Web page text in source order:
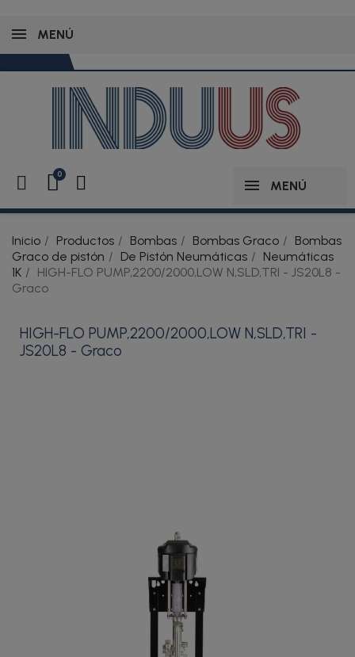
MENÚ
MENÚ
Inicio Productos Bombas Bombas Graco
Bombas
Graco de pistón
De Pistón Neumáticas
Neumáticas
1K
HIGH-FLO PUMP,2200/2000,LOW N,SLD,TRI - JS20L8 -
Graco
HIGH-FLO PUMP,2200/2000,LOW N,SLD,TRI -
JS20L8 - Graco